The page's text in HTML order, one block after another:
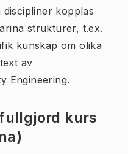
discipliner kopplas
strukturer, t.ex.
kunskap om olika
av
Engineering.
kurs